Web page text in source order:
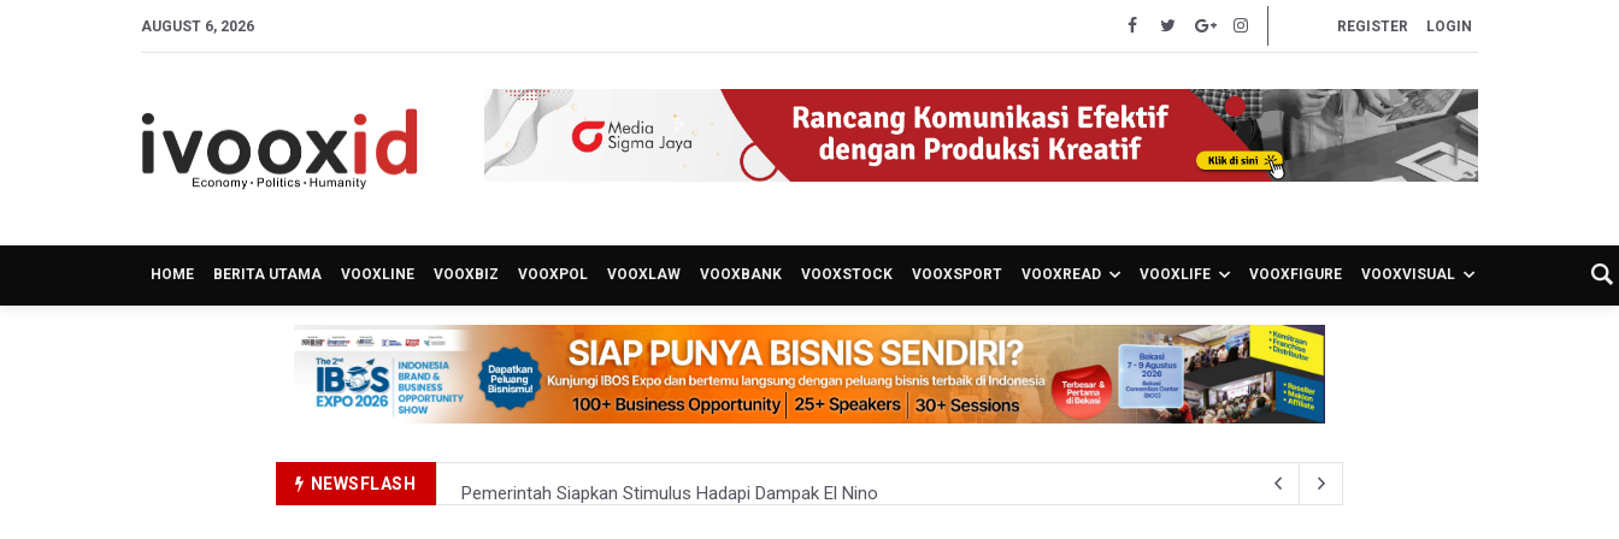
AUGUST 6, 2026 REGISTER LOGIN
HOME BERITA UTAMA VOOXLINE VOOXBIZ VOOXPOL VOOXLAW VOOXBANK VOOXSTOCK VOOXSPORT VOOXREAD VOOXLIFE VOOXFIGURE VOOXVISUAL
NEWSFLASH
Pemerintah Siapkan Stimulus Hadapi Dampak El Nino